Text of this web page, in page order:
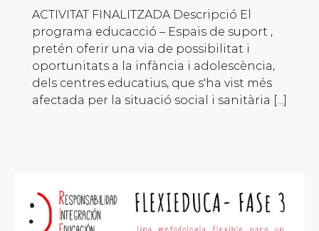
ACTIVITAT FINALITZADA Descripció El
programa educacció – Espais de suport ,
pretén oferir una via de possibilitat i
oportunitats a la infància i adolescència,
dels centres educatius, que s'ha vist més
afectada per la situació social i sanitària [...]